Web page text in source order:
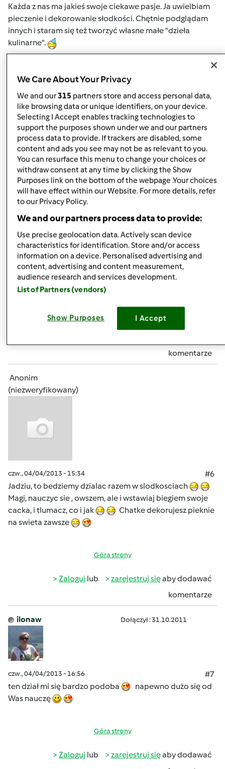
Każda z nas ma jakieś swoje ciekawe pasje. Ja uwielbiam
pieczenie i dekorowanie słodkości. Chętnie podglądam
innych i staram się też tworzyć własne małe "dzieła
kulinarne".
Góra strony
Zalogujlub zarejestruj sięaby dodawać
komentarze
magi1 (niezweryfikowany)
czw., 04/04/2013 - 15:21
Super pomysł
fajnie
bedzie można się czegoś
nauczyć
komentarze
Anonim
(niezweryfikowany)
czw., 04/04/2013 - 15:34
#6
Jadziu, to bedziemy dzialac razem w slodkosciach
Magi, nauczyc sie , owszem, ale i wstawiaj biegiem swoje
cacka, i tlumacz, co i jak
Chatke dekorujesz pieknie
na swieta zawsze
Góra strony
Zaloguj lub zarejestruj sięaby dodawać
komentarze
ilonaw Dołączył : 31.10.2011
czw., 04/04/2013 - 16:56
#7
ten dział mi się bardzo podoba
napewno dużo się od
Was nauczę
Góra strony
Zaloguj lub zarejestruj sięaby dodawać
We Care About Your Privacy
We and our315 partners store and access personal data,
like browsing data or unique identifiers, on your device.
Selecting I Accept enables tracking technologies to
support the purposes shown under we and our partners
process data to provide. If trackers are disabled, some
content and ads you see may not be as relevant to you.
You can resurface this menu to change your choices or
withdraw consent at any time by clicking the Show
Purposes link on the bottom of the webpage .Your choices
will have effect within our Website. For more details, refer
to our Privacy Policy.
We and our partners process data to provide:
Use precise geolocation data. Actively scan device
characteristics for identification. Store and/or access
information on a device. Personalised advertising and
content, advertising and content measurement,
audience research and services development.
List of Partners (vendors)
Show Purposes I Accept